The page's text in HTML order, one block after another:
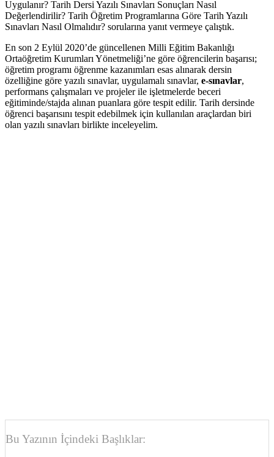
Uygulanır? Tarih Dersi Yazılı Sınavları Sonuçları Nasıl
Değerlendirilir? Tarih Öğretim Programlarına Göre Tarih Yazılı
Sınavları Nasıl Olmalıdır? sorularına yanıt vermeye çalıştık.
En son 2 Eylül 2020’de güncellenen Milli Eğitim Bakanlığı
Ortaöğretim Kurumları Yönetmeliği’ne göre öğrencilerin başarısı;
öğretim programı öğrenme kazanımları esas alınarak dersin
özelliğine göre yazılı sınavlar, uygulamalı sınavlar, e-sınavlar,
performans çalışmaları ve projeler ile işletmelerde beceri
eğitiminde/stajda alınan puanlara göre tespit edilir. Tarih dersinde
öğrenci başarısını tespit edebilmek için kullanılan araçlardan biri
olan yazılı sınavları birlikte inceleyelim.
Bu Yazının İçindeki Başlıklar: